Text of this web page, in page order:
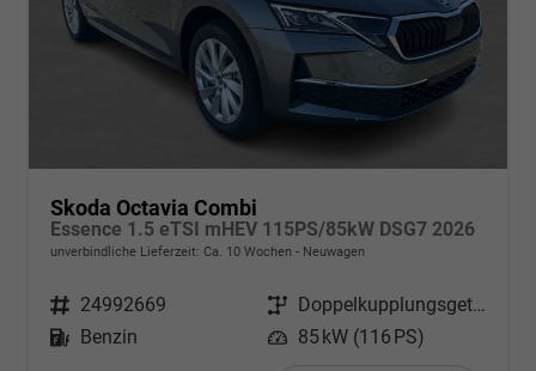
Skoda Octavia Combi
Essence 1.5 eTSI mHEV 115PS/85kW DSG7 2026
unverbindliche Lieferzeit: Ca. 10 Wochen Neuwagen
Fahrzeugnr. 24992669 Getriebe
Doppelkupplungsgetriebe (DSG)
Kraftstoff
Benzin Leistung 85 kW (116 PS)